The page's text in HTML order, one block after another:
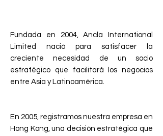
Fundada en 2004, Ancla International
Limited nació para satisfacer la
creciente necesidad de un socio
estratégico que facilitará los negocios
entre Asia y Latinoamérica.
En 2005, registramos nuestra empresa en
Hong Kong, una decisión estratégica que